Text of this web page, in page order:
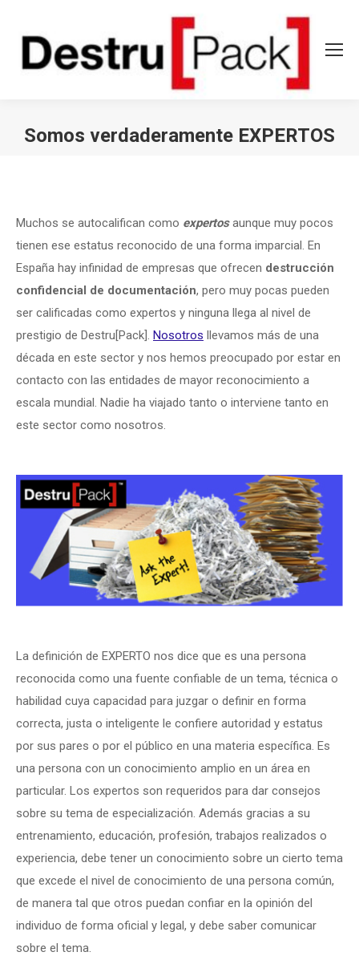
Somos verdaderamente EXPERTOS
Muchos se autocalifican como expertosaunque muy pocos
tienen ese estatus reconocido de una forma imparcial. En
España hay infinidad de empresas que ofrecen destrucción
confidencial de documentación, pero muy pocas pueden
ser calificadas como expertos y ninguna llega al nivel de
prestigio de Destru[Pack]. Nosotros llevamos más de una
década en este sector y nos hemos preocupado por estar en
contacto con las entidades de mayor reconocimiento a
escala mundial. Nadie ha viajado tanto o interviene tanto en
este sector como nosotros.
La definición de EXPERTO nos dice que es una persona
reconocida como una fuente confiable de un tema, técnica o
habilidad cuya capacidad para juzgar o definir en forma
correcta, justa o inteligente le confiere autoridad y estatus
por sus pares o por el público en una materia específica. Es
una persona con un conocimiento amplio en un área en
particular. Los expertos son requeridos para dar consejos
sobre su tema de especialización. Además gracias a su
entrenamiento, educación, profesión, trabajos realizados o
experiencia, debe tener un conocimiento sobre un cierto tema
que excede el nivel de conocimiento de una persona común,
de manera tal que otros puedan confiar en la opinión del
individuo de forma oficial y legal, y debe saber comunicar
sobre el tema.